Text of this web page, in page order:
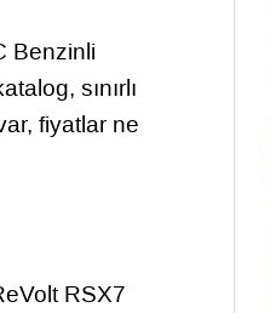
Benzinli
sınırlı
fiyatlar ne
RSX7